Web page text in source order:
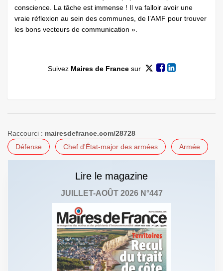
conscience. La tâche est immense ! Il va falloir avoir une
vraie réflexion au sein des communes, de l’AMF pour trouver
les bons vecteurs de communication ».
Suivez Maires de Francesur
Raccourci : mairesdefrance.com/28728
Défense
Chef d'État-major des armées Armée
Lire le magazine
JUILLET-AOÛT 2026 N°447